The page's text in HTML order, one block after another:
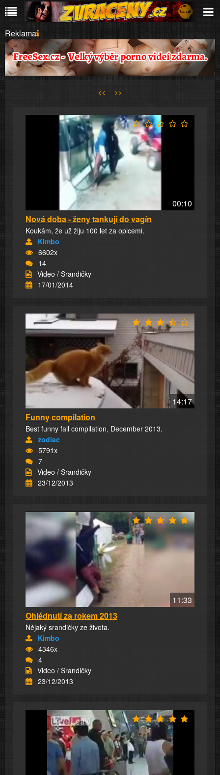
Reklama
<< >>
00:10
Nová doba - ženy tankují do vagín
Koukám, že už žiju 100 let za opicemi.
Kimbo
6602x
14
Video / Srandičky
17/01/2014
14:17
Funny compilation
Best funny fail compilation, December 2013.
zodiac
5791x
7
Video / Srandičky
23/12/2013
11:33
Ohlédnutí za rokem 2013
Nějaký srandičky ze života.
Kimbo
4346x
4
Video / Srandičky
23/12/2013